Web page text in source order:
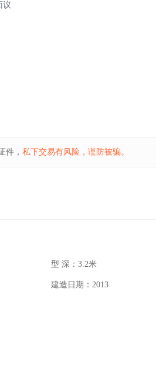
议
件， 私下交易有风险，谨防被骗。
型 深： 3.2米
建造日期： 2013